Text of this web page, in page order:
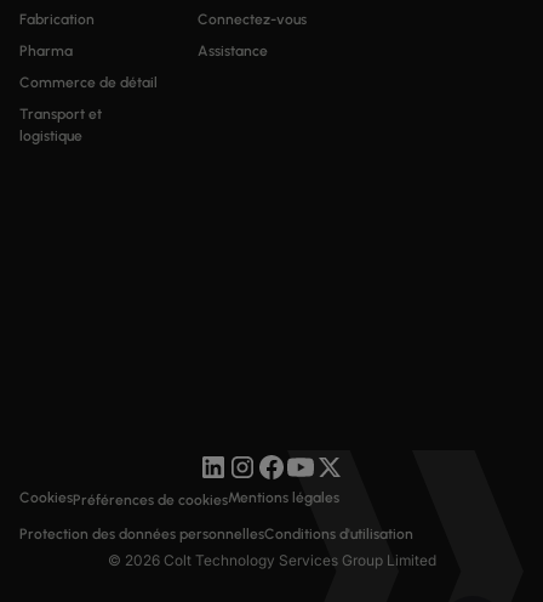
Fabrication
Pharma
Commerce de détail
Transport et
logistique
Connectez-vous
Assistance
© 2026 Colt Technology Services Group Limited
CookiesPréférences de cookiesMentions légales
Protection des données personnellesConditions d'utilisation